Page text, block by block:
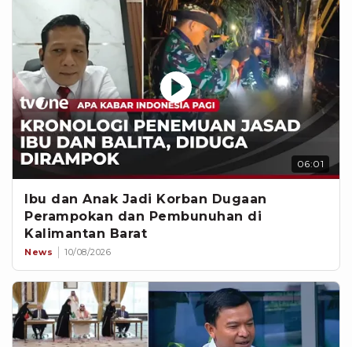
06:01
Ibu dan Anak Jadi Korban Dugaan
Perampokan dan Pembunuhan di
Kalimantan Barat
News 10/08/2026